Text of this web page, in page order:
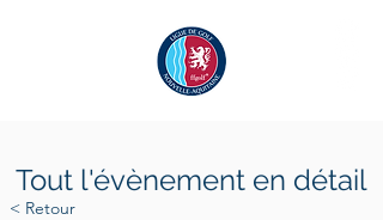
Tout l'évènement en détail
< Retour